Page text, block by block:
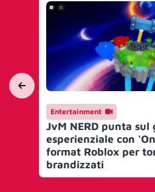
Entertainment
JvM NERD punta sul
esperienziale con
format Roblox per
brandizzati